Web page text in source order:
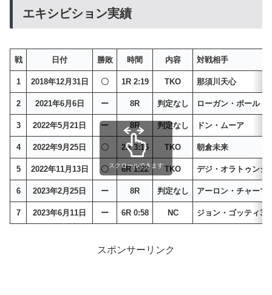
エキシビション実績
戦 日付 勝敗 時間 内容 対戦相手
1 2018年12月31日 〇 1R 2:19 TKO 那須川天心
2 2021年6月6日 ー 8R 判定なし ローガン・ポール
3 2022年5月21日 ー 8R 判定なし ドン・ムーア
4 2022年9月25日 〇 2R 3:15 TKO 朝倉未来
5 2022年11月13日 〇 6R 1:22 TKO デジ・オラトゥンジ
6 2023年2月25日 ー 8R 判定なし アーロン・チャーマ
7 2023年6月11日 ー 6R 0:58 NC ジョン・ゴッティ3世
スクロールできます
スポンサーリンク